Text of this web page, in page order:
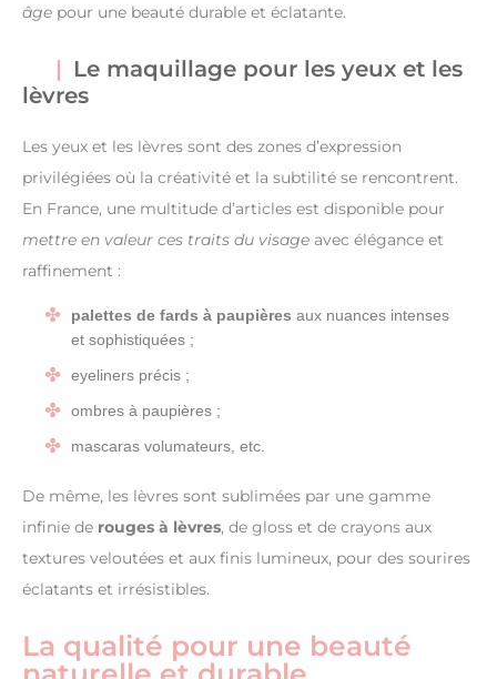
âge pour une beauté durable et éclatante.
Le maquillage pour les yeux et les
lèvres
Les yeux et les lèvres sont des zones d’expression
privilégiées où la créativité et la subtilité se rencontrent.
En France, une multitude d’articles est disponible pour
mettre en valeur ces traits du visage avec élégance et
raffinement :
palettes de fards à paupières aux nuances intenses
et sophistiquées ;
eyeliners précis ;
ombres à paupières ;
mascaras volumateurs, etc.
De même, les lèvres sont sublimées par une gamme
infinie de rouges à lèvres, de gloss et de crayons aux
textures veloutées et aux finis lumineux, pour des sourires
éclatants et irrésistibles.
La qualité pour une beauté